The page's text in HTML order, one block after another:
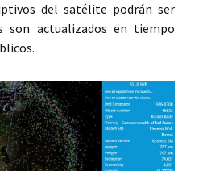
del satélite podrán ser
son actualizados en tiempo